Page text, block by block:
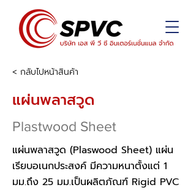
< กลับไปหน้าสินค้า
แผ่นพลาสวูด
Plastwood Sheet
แผ่นพลาสวูด (Plaswood Sheet) แผ่น
เรียบอเนกประสงค์ มีความหนาตั้งแต่ 1
มม.ถึง 25 มม.เป็นผลิตภัณฑ์ Rigid PVC